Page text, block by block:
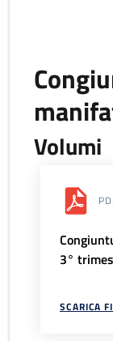
Volumi
3°
SCARICA